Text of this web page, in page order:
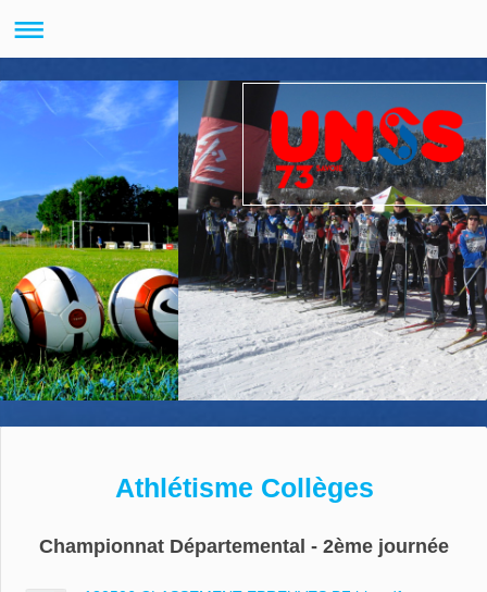
Athlétisme Collèges
Championnat Départemental - 2ème journée